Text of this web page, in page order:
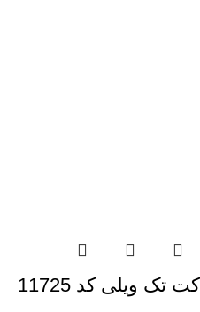
کت تک ویلی کد 11725